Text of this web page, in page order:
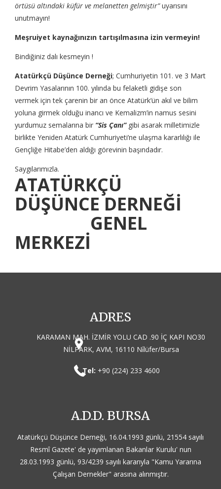
örtüsü altındaki küfür ve melanetten gelmiştir”uyarısını
unutmayın!
Meşruiyet kaynağınızın tartışılmasına izin vermeyin!
Bindiğiniz dalı kesmeyin !
Atatürkçü Düşünce Derneği; Cumhuriyetin 101. ve 3 Mart
Devrim Yasalarının 100. yılında bu felaketli gidişe son
vermek için tek çarenin bir an önce Atatürk’ün akıl ve bilim
yoluna girmek olduğu inancı ve Kemalizm’in namus sesini
yurdumuz semalarına bir “Sis Çanı”gibi asarak milletimizle
birlikte Yeniden Atatürk Cumhuriyeti’ne ulaşma kararlılığı ile
Gençliğe Hitabe’den aldığı görevinin başındadır.
Saygılarımızla.
ATATÜRKÇÜ
DÜŞÜNCE DERNEĞİ
GENEL
MERKEZİ
ADRES
KARAMAN MAH. İZMİR YOLU CAD .90 İÇ KAPI NO30
NİLPARK, AVM, 16110 Ni̇lüfer/Bursa
Tel: +90 (224) 233 4600
A.D.D. BURSA
Atatürkçü Düşünce Derneği, 16.04.1993 günlü, 21554 sayılı
Resmî Gazete' de yayımlanan Bakanlar Kurulu' nun
28.03.1993 günlü, 93/4239 sayılı kararıyla "Kamu Yararına
Çalışan Dernekler" arasına alınmıştır.